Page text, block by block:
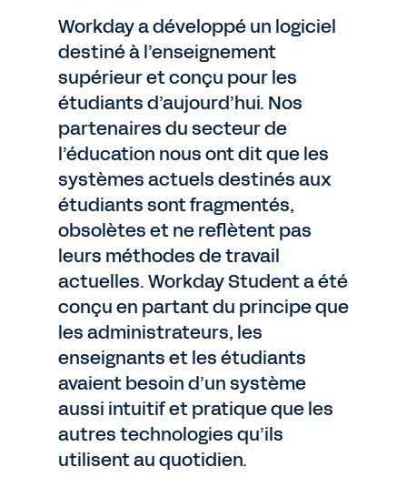
Workday a développé un logiciel
destiné à l’enseignement
supérieur et conçu pour les
étudiants d’aujourd’hui. Nos
partenaires du secteur de
l’éducation nous ont dit que les
systèmes actuels destinés aux
étudiants sont fragmentés,
obsolètes et ne reflètent pas
leurs méthodes de travail
actuelles. Workday Student a été
conçu en partant du principe que
les administrateurs, les
enseignants et les étudiants
avaient besoin d’un système
aussi intuitif et pratique que les
autres technologies qu’ils
utilisent au quotidien.